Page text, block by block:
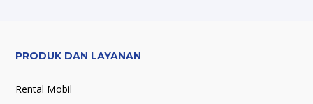
menggelar berbagai konser seru yang
PRODUK DAN LAYANAN
Rental Mobil